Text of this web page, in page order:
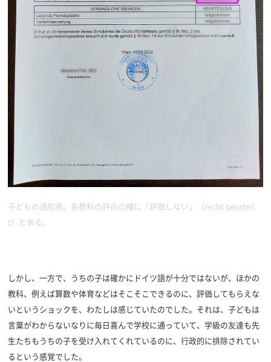
子どもの通知表。各教科の評点の欄に「評価しない」（nicht beurteil
t）とある。
しかし、一方で、うちの子は確かにドイツ語が十分ではないが、ほかの
教科、例えば算数や体育などはそこそこできるのに、評価してもらえな
いというショックを、わたしは感じていたのでした。それは、子どもは
言葉がわからないなりに毎日喜んで学校に通っていて、学級の友達も先
生たちもうちの子を受け入れてくれているのに、行政的に排除されてい
るという感覚でした。